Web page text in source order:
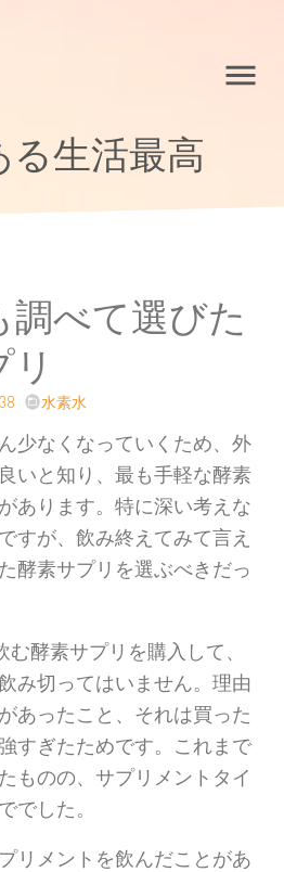
る生活最高
調べて選びた
水素水
少なくなっていくため、外
いと知り、最も手軽な酵素
あります。特に深い考えな
すが、飲み終えてみて言え
酵素サプリを選ぶべきだっ
む酵素サプリを購入して、
み切ってはいません。理由
あったこと、それは買った
すぎたためです。これまで
ものの、サプリメントタイ
でした。
リメントを飲んだことがあ